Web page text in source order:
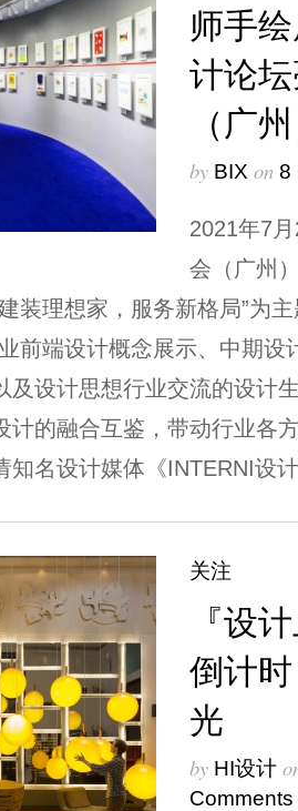
师手
计论
（广
by BIX on 8
2021年7
会（广州
装理想家，服务新格局”为
前端设计概念展示、中期设
及设计思想行业交流的设计
计的融合互鉴，带动行业各
知名设计媒体《INTERNI设
关注
『设
倒计
光
by HI设计
Comments